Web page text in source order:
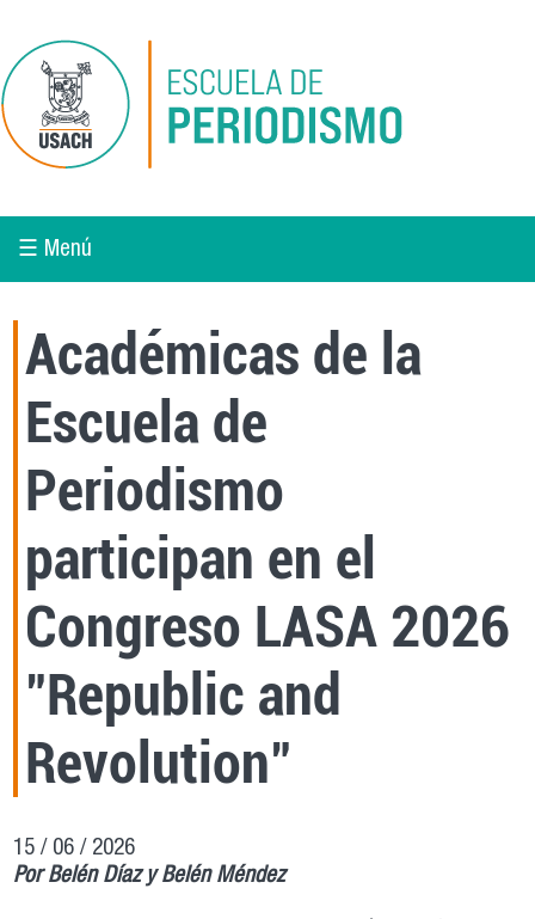
☰ Menú
Académicas de la
Escuela de
Periodismo
participan en el
Congreso LASA 2026
"Republic and
Revolution"
15 / 06 / 2026
Por Belén Díaz y Belén Méndez